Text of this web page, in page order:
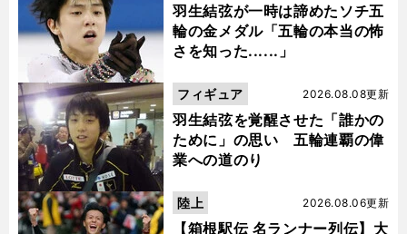
羽生結弦が一時は諦めたソチ五
輪の金メダル「五輪の本当の怖
さを知った......」
羽生結弦を覚醒させた「誰かの
ために」の思い 五輪連覇の偉
業への道のり
2026.08.08更新
フィギュア
【箱根駅伝 名ランナー列伝】大
2026.08.06更新
陸上